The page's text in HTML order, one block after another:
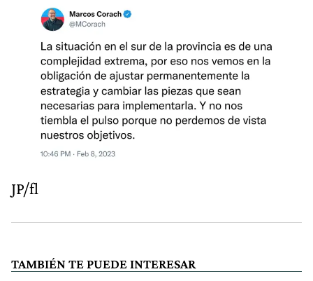
JP/fl
TAMBIÉN TE PUEDE INTERESAR